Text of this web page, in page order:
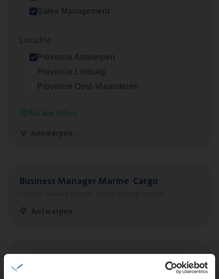
Sales Management
Provincie Antwerpen
Provincie Limburg
Provincie Oost-Vlaanderen
Wis alle filters
Cus­to­mer Care Expert
Antwerpen
Sales Management
Antwerpen
Busi­ness Mana­ger Mari­ne Cargo
Antwerpen
Insu­ran­ce Bro­ker Trans­port&Logistiek
Sales Management